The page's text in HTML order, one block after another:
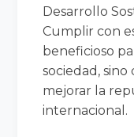
Desarrollo
Cumplir con
beneficioso
sociedad,
mejorar la
internacional.